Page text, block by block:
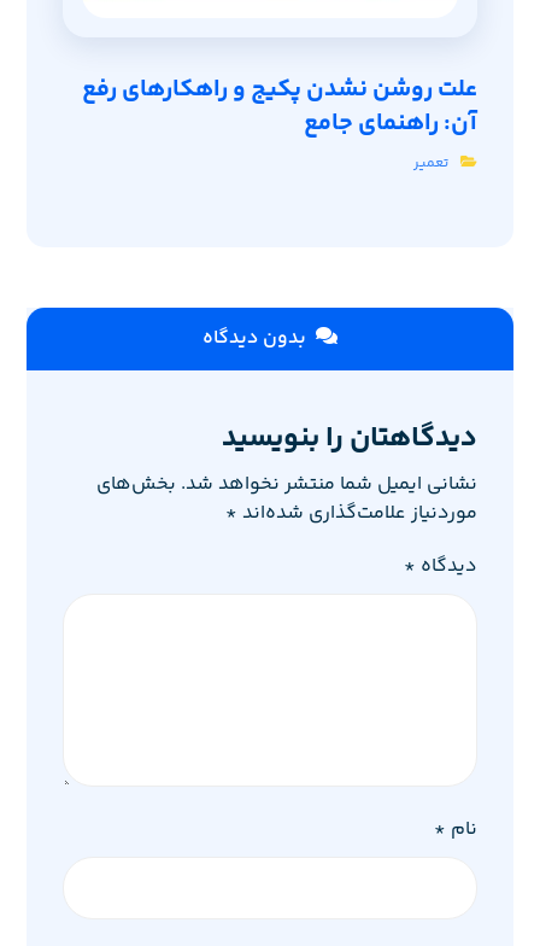
علت روشن نشدن پکیج و راهکارهای رفع
آن: راهنمای جامع
تعمیر
بدون دیدگاه
دیدگاهتان را بنویسید
نشانی ایمیل شما منتشر نخواهد شد. بخش‌های
موردنیاز علامت‌گذاری شده‌اند *
دیدگاه *
نام *